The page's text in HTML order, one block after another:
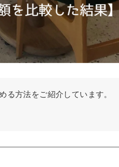
る方法をご紹介しています。